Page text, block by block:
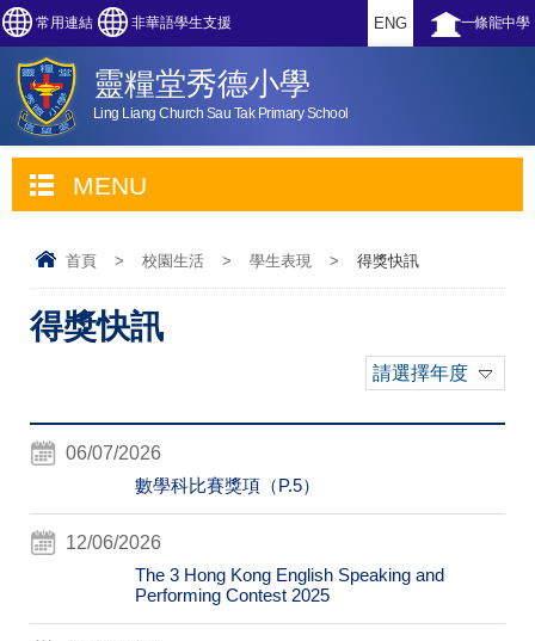
常用連結 非華語學生支援 一條龍中學
ENG
靈糧堂秀德小學
Ling Liang Church Sau Tak Primary School
MENU
首頁 > 校園生活 > 學生表現 > 得獎快訊
得獎快訊
請選擇年度
06/07/2026
數學科比賽獎項（P.5）
12/06/2026
The 3 Hong Kong English Speaking and
Performing Contest 2025